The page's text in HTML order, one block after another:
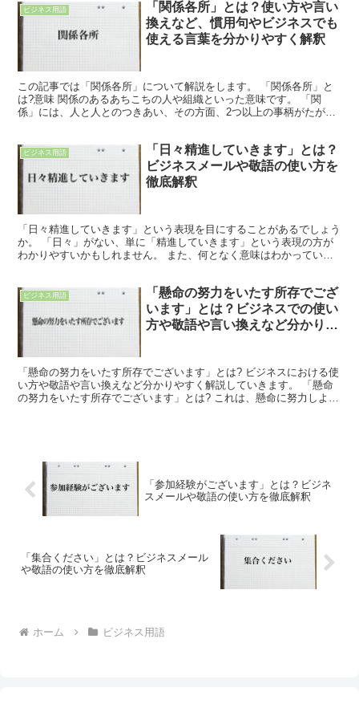
ビジネス用語
「関係各所」とは？使い方や言い
換えなど、慣用句やビジネスでも
使える言葉を分かりやすく解釈
この記事では「関係各所」について解説をします。 「関係各所」と
は?意味 関係のあるあちこちの人や組織といった意味です。 「関
係」には、人と人とのつきあい、その方面、2つ以上の事柄がたがい
ビジネス用語
「日々精進していきます」とは？
ビジネスメールや敬語の使い方を
徹底解釈
「日々精進していきます」という表現を目にすることがあるでしょう
か。 「日々」がない、単に「精進していきます」という表現の方が
わかりやすいかもしれません。 また、何となく意味はわかっていて
ビジネス用語
「懸命の努力をいたす所存でござ
います」とは？ビジネスでの使い
方や敬語や言い換えなど分かりや
「懸命の努力をいたす所存でございます」とは? ビジネスにおける使
い方や敬語や言い換えなど分かりやすく解説していきます。 「懸命
の努力をいたす所存でございます」とは? これは、懸命に努力しよう
「参加経験がございます」とは？ビジネ
スメールや敬語の使い方を徹底解釈
「集合ください」とは？ビジネスメール
や敬語の使い方を徹底解釈
ホーム ビジネス用語